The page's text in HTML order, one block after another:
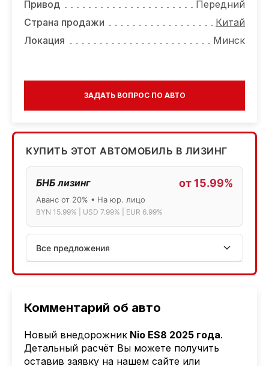
Комментарий об авто
Новый внедорожник Nio ES8 2025 года.
Детальный расчёт Вы можете получить
оставив заявку на нашем сайте или
Привод
Передний
Страна продажи
Китай
Локация
Минск
ЗАДАТЬ ВОПРОС ПО АВТО
КУПИТЬ ЭТОТ АВТОМОБИЛЬ В ЛИЗИНГ
БНБ лизинг от 15.99%
Аванс от 20% • На юр. лицо
BYN 15.99% | USD 7.99% | EUR 6.99%
Все предложения
АСБ лизинг
Лизинг: BYN 17% | USD 7.99% | EUR 6.99%
Также доступен кредит "Проще простого" 18.9%